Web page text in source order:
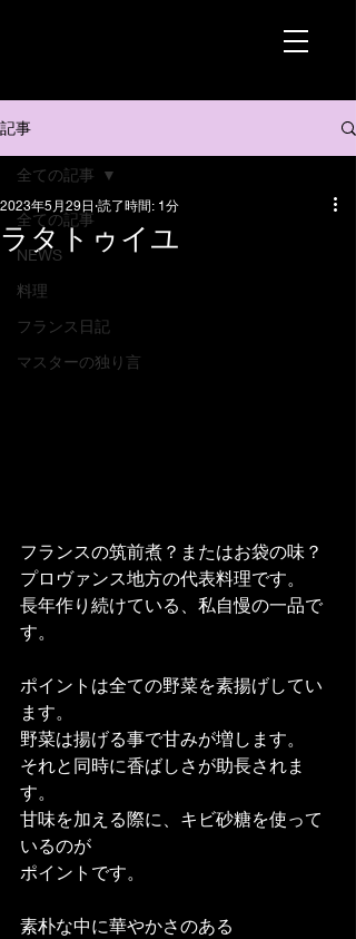
記事
全ての記事
NEWS
料理
フランス日記
マスターの独り言
全ての記事
ラタトゥイユ
2023年5月29日 読了時間: 1分
フランスの筑前煮？またはお袋の味？
プロヴァンス地方の代表料理です。
長年作り続けている、私自慢の一品で
す。
ポイントは全ての野菜を素揚げしてい
ます。
野菜は揚げる事で甘みが増します。
それと同時に香ばしさが助長されま
す。
甘味を加える際に、キビ砂糖を使って
いるのが
ポイントです。
素朴な中に華やかさのある